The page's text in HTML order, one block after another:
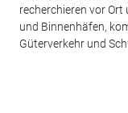
recherchieren vor Ort
und Binnenhäfen,
Güterverkehr und